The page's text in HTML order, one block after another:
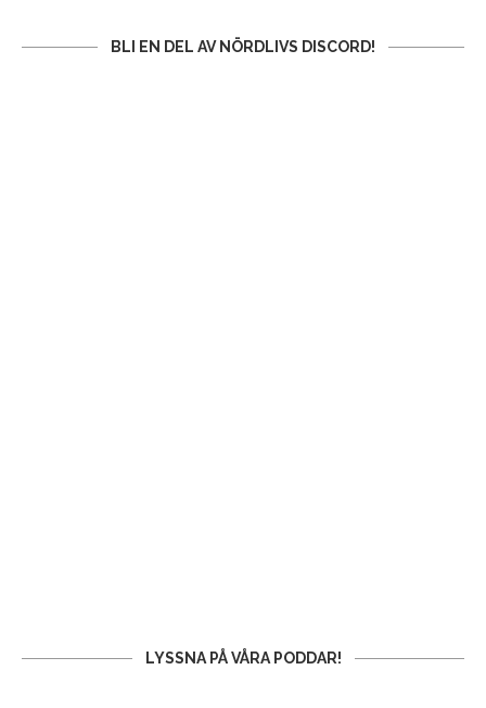
BLI EN DEL AV NÖRDLIVS DISCORD!
LYSSNA PÅ VÅRA PODDAR!